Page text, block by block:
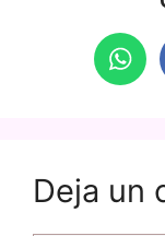
Deja un